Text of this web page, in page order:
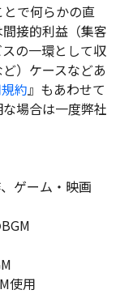
で何らかの直
接的利益（集客
の一環として収
）ケースなどあ
約』もあわせて
場合は一度弊社
ゲーム・映画
使用